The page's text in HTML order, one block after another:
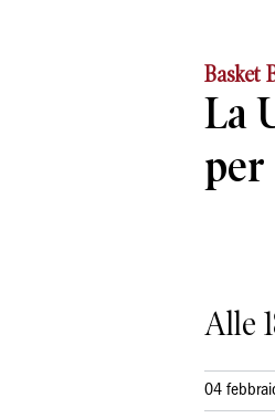
Basket
La
per
Alle
04